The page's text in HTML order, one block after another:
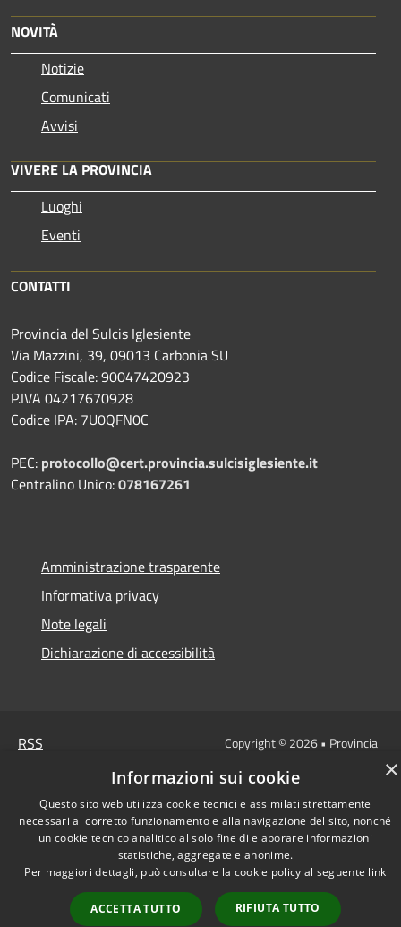
NOVITÀ
Notizie
Comunicati
Avvisi
VIVERE LA PROVINCIA
Luoghi
Eventi
CONTATTI
Provincia del Sulcis Iglesiente
Via Mazzini, 39, 09013 Carbonia SU
Codice Fiscale: 90047420923
P.IVA 04217670928
Codice IPA: 7U0QFN0C
PEC: protocollo@cert.provincia.sulcisiglesiente.it
Centralino Unico:078167261
Amministrazione trasparente
Informativa privacy
Note legali
Dichiarazione di accessibilità
RSS
Cookie
Mappa del sito
Copyright © 2026 • Provincia
by Municipium
redazione
×
Informazioni sui cookie
Questo sito web utilizza cookie tecnici e assimilati strettamente
necessari al corretto funzionamento e alla navigazione del sito, nonché
un cookie tecnico analitico al solo fine di elaborare informazioni
statistiche, aggregate e anonime.
Per maggiori dettagli, può consultare la cookie policy al seguente link
ACCETTA TUTTO RIFIUTA TUTTO